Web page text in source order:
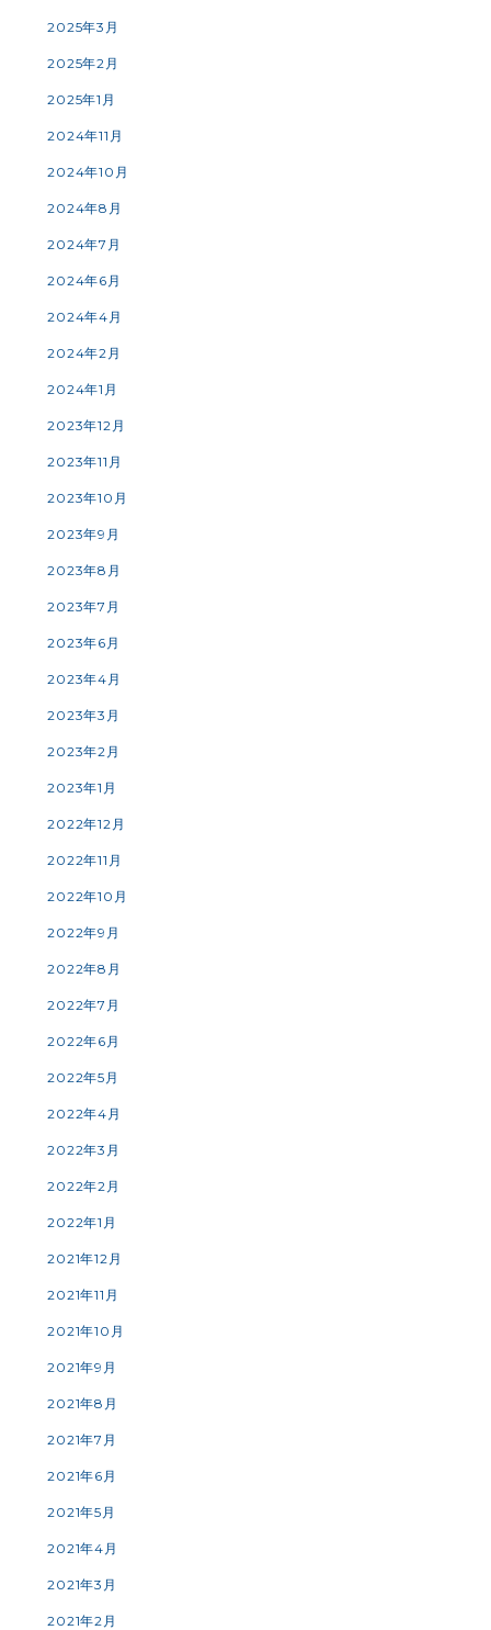
2025年3月
2025年2月
2025年1月
2024年11月
2024年10月
2024年8月
2024年7月
2024年6月
2024年4月
2024年2月
2024年1月
2023年12月
2023年11月
2023年10月
2023年9月
2023年8月
2023年7月
2023年6月
2023年4月
2023年3月
2023年2月
2023年1月
2022年12月
2022年11月
2022年10月
2022年9月
2022年8月
2022年7月
2022年6月
2022年5月
2022年4月
2022年3月
2022年2月
2022年1月
2021年12月
2021年11月
2021年10月
2021年9月
2021年8月
2021年7月
2021年6月
2021年5月
2021年4月
2021年3月
2021年2月